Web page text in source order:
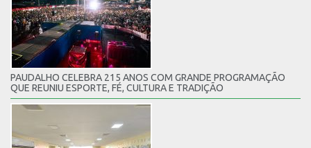
PAUDALHO CELEBRA 215 ANOS COM GRANDE PROGRAMAÇÃO
QUE REUNIU ESPORTE, FÉ, CULTURA E TRADIÇÃO